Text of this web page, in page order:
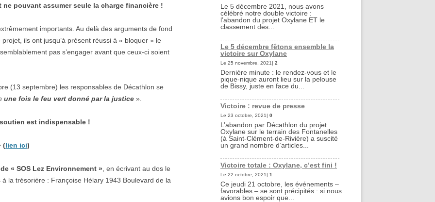
ne pouvant assumer seule la charge financière !
importants. Au delà des arguments de fond
ils ont jusqu’à présent réussi à « bloquer » le
pas s’engager avant que ceux-ci soient
(13 septembre) les responsables de Décathlon se
une fois le feu vert donné par la justice ».
est indispensable !
(lien ici)
« SOS Lez Environnement » , en écrivant au dos le
la trésorière : Françoise Hélary 1943 Boulevard de la
Le 5 décembre 2021, nous avons
célébré notre double victoire :
l’abandon du projet Oxylane ET le
classement des...
Le 5 décembre fêtons ensemble la
victoire sur Oxylane
Le 25 novembre, 2021| 2
Dernière minute : le rendez-vous et le
pique-nique auront lieu sur la pelouse
de Bissy, juste en face du...
Victoire : revue de presse
Le 23 octobre, 2021| 0
L’abandon par Décathlon du projet
Oxylane sur le terrain des Fontanelles
(à Saint-Clément-de-Rivière) a suscité
un grand nombre d’articles...
Victoire totale : Oxylane, c’est fini !
Le 22 octobre, 2021| 1
Ce jeudi 21 octobre, les événements –
favorables – se sont précipités : si nous
avions bon espoir que...